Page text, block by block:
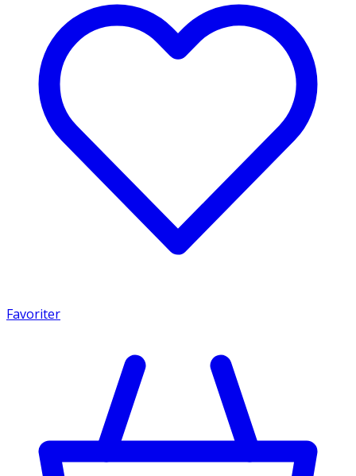
Favoriter